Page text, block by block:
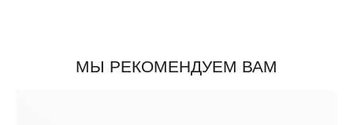
МЫ РЕКОМЕНДУЕМ ВАМ